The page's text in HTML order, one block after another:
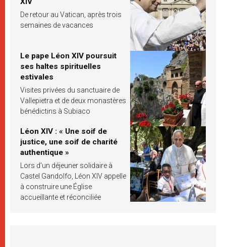
De retour au Vatican, après trois
semaines de vacances
Le pape Léon XIV poursuit
ses haltes spirituelles
estivales
Visites privées du sanctuaire de
Vallepietra et de deux monastères
bénédictins à Subiaco
Léon XIV : « Une soif de
justice, une soif de charité
authentique »
Lors d’un déjeuner solidaire à
Castel Gandolfo, Léon XIV appelle
à construire une Église
accueillante et réconciliée